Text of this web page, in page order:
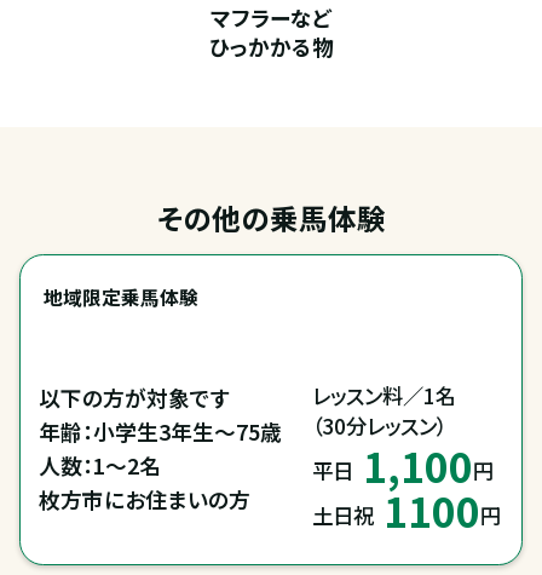
マフラーなど
ひっかかる物
その他の乗馬体験
地域限定乗馬体験
以下の方が対象です
年齢：小学生3年生～75歳
人数：1～2名
枚方市にお住まいの方
レッスン料／1名
（30分レッスン）
平日 1,100円
土日祝 1100円